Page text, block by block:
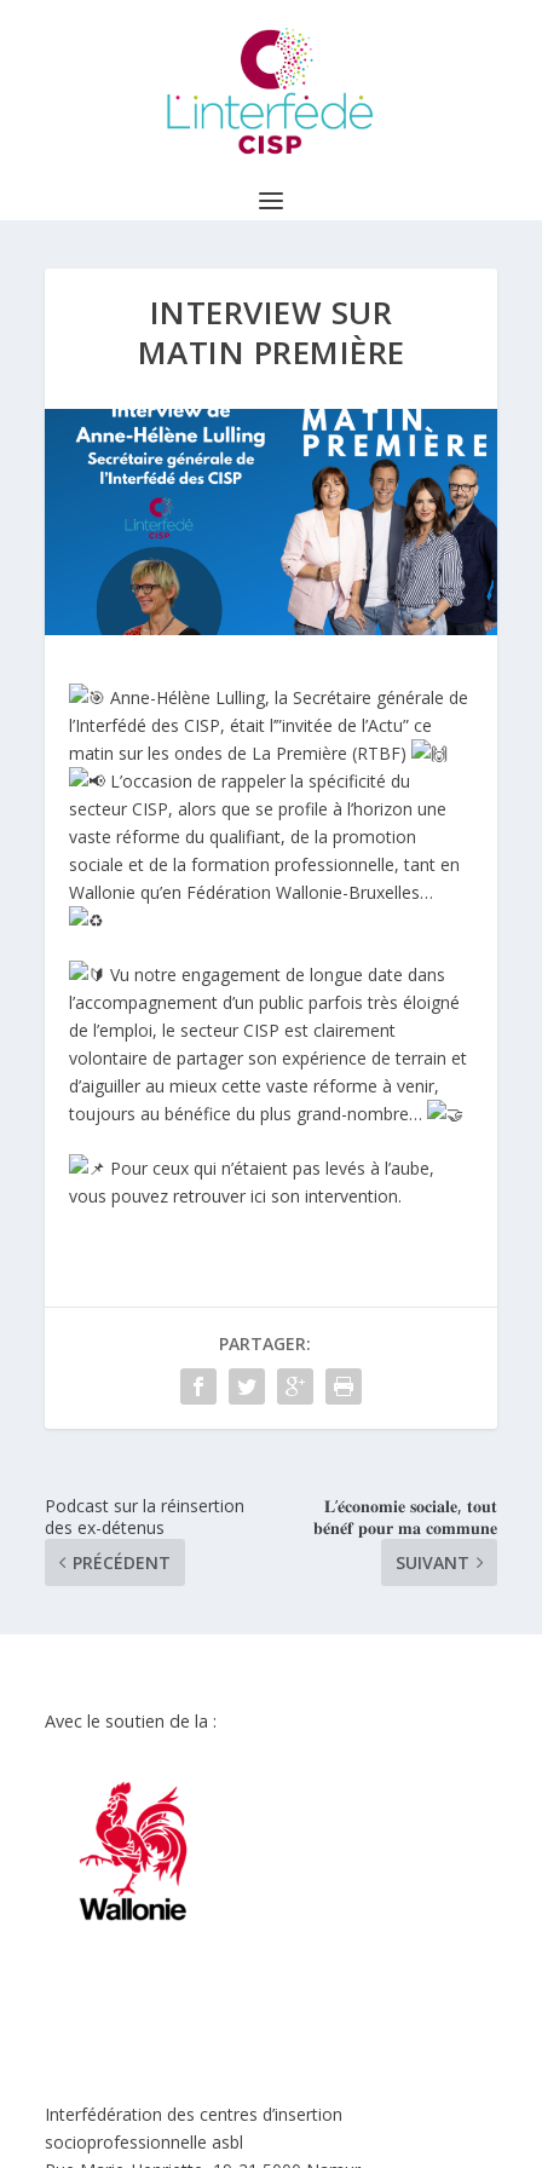
INTERVIEW SUR
MATIN PREMIÈRE
Anne-Hélène Lulling, la Secrétaire générale de
l’Interfédé des CISP, était l’”invitée de l’Actu” ce
matin sur les ondes de La Première (RTBF)
L’occasion de rappeler la spécificité du
secteur CISP, alors que se profile à l’horizon une
vaste réforme du qualifiant, de la promotion
sociale et de la formation professionnelle, tant en
Wallonie qu’en Fédération Wallonie-Bruxelles…
Vu notre engagement de longue date dans
l’accompagnement d’un public parfois très éloigné
de l’emploi, le secteur CISP est clairement
volontaire de partager son expérience de terrain et
d’aiguiller au mieux cette vaste réforme à venir,
toujours au bénéfice du plus grand-nombre…
Pour ceux qui n’étaient pas levés à l’aube,
vous pouvez retrouver ici son intervention.
PARTAGER:
Podcast sur la réinsertion
des ex-détenus
PRÉCÉDENT
𝐋’𝐞́𝐜𝐨𝐧𝐨𝐦𝐢𝐞 𝐬𝐨𝐜𝐢𝐚𝐥𝐞, 𝐭𝐨𝐮𝐭
𝐛𝐞́𝐧𝐞́𝐟 𝐩𝐨𝐮𝐫 𝐦𝐚 𝐜𝐨𝐦𝐦𝐮𝐧𝐞
SUIVANT
Avec le soutien de la :
Interfédération des centres d’insertion
socioprofessionnelle asbl